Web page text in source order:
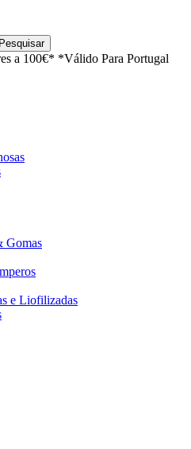
Pesquisar
a 100€* *Válido Para Portugal
Gomas
e Liofilizadas